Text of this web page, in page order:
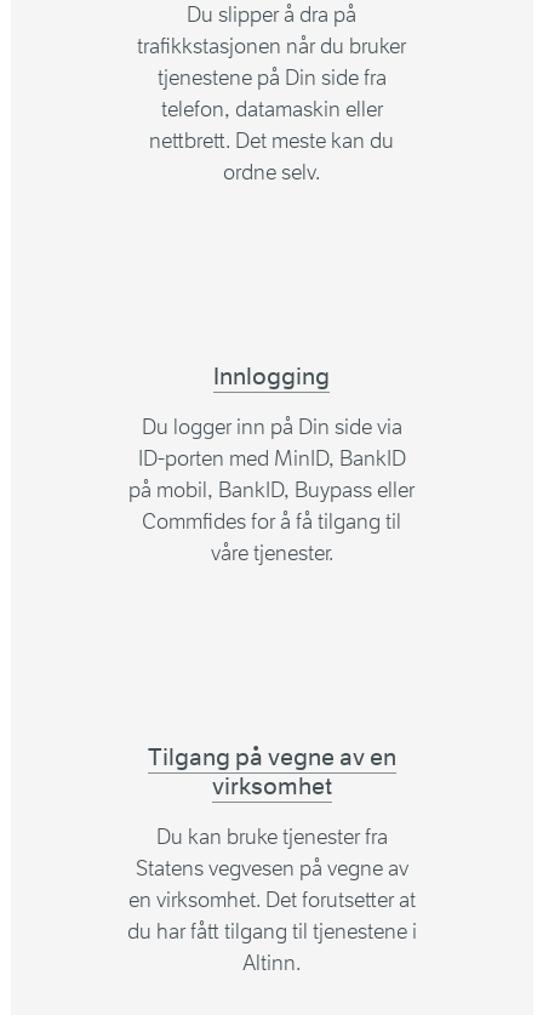
Du slipper å dra på
trafikkstasjonen når du bruker
tjenestene på Din side fra
telefon, datamaskin eller
nettbrett. Det meste kan du
ordne selv.
Innlogging
Du logger inn på Din side via
ID-porten med MinID, BankID
på mobil, BankID, Buypass eller
Commfides for å få tilgang til
våre tjenester.
Tilgang på vegne av en
virksomhet
Du kan bruke tjenester fra
Statens vegvesen på vegne av
en virksomhet. Det forutsetter at
du har fått tilgang til tjenestene i
Altinn.